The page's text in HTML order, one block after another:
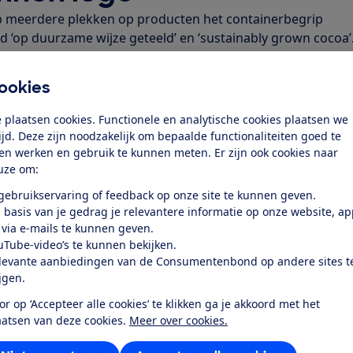
plaatsen cookies. Functionele en analytische cookies plaatsen we
Deze zijn noodzakelijk om bepaalde functionaliteiten goed te
werken en gebruik te kunnen meten. Er zijn ook cookies naar
om:
of feedback op onze site te kunnen geven.
basis van je gedrag je relevantere informatie op onze website,
e-mails te kunnen geven.
video’s te kunnen bekijken.
aanbiedingen van de Consumentenbond op andere sites
op ‘Accepteer alle cookies’ te klikken ga je akkoord met het
van deze cookies. Meer over cookies.
meerdere plekken op producten het containerbegrip
‘op duurzame wijze geteeld’ en ‘sustainably grown
algemeen is. Fabrikanten mogen dit soort claims alleen
aantoonbaar geen enkele negatieve invloed heeft. Dat is
plakt zijn duurzaamheidsclaims ook nog vaak in een
een betrouwbare uitstraling. De Consumentenbond vond
op totaal 118 Unilever producten.
in beweging
Unilever in mei 2024 al aan op de claims op Calvé
geteelde pinda’s’) en Knorr Wereldgerechten (‘Duurzame
is gemaakt met duurzaam geteelde ingrediënten’).
op Calvé Pindakaas en Knorr zorgvuldig overwogen
misleidend.
(RCC) gaf de Consumentenbond in september 2024
De RCC adviseerde Unilever om niet meer op die manier